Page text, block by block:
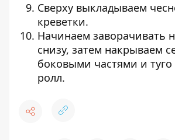
Сверху выкладываем
креветки.
Начинаем заворачивать
снизу, затем накрываем
боковыми частями и туго
ролл.